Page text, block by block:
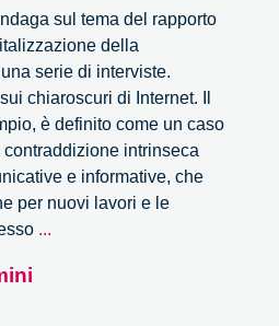
sul tema del rapporto
della
serie di interviste.
chiaroscuri di Internet. Il
è definito come un caso
intrinseca
e informative, che
per nuovi lavori e le
...